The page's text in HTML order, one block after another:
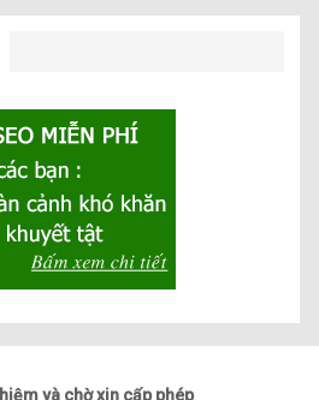
và chờ xin cấp phép